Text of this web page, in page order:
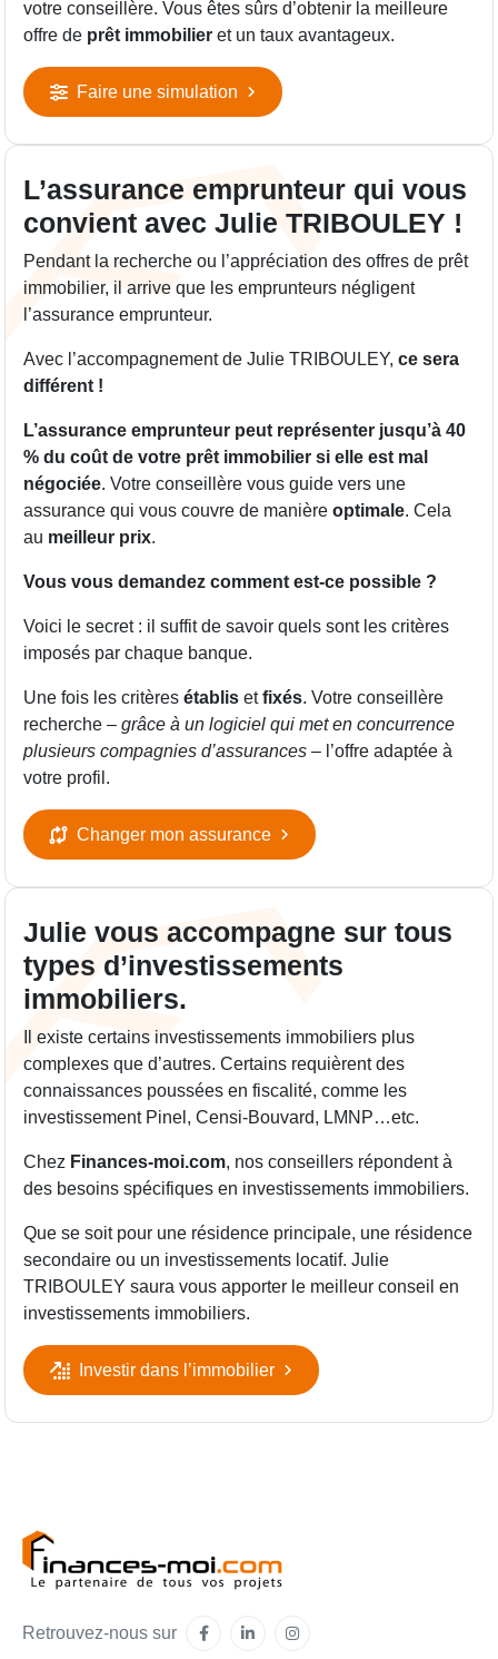
votre conseillère. Vous êtes sûrs d’obtenir la meilleure
offre de prêt immobilier et un taux avantageux.
Faire une simulation
L’assurance emprunteur qui vous
convient avec Julie TRIBOULEY !
Pendant la recherche ou l’appréciation des offres de prêt
immobilier, il arrive que les emprunteurs négligent
l’assurance emprunteur.
Avec l’accompagnement de Julie TRIBOULEY, ce sera
différent !
L’assurance emprunteur peut représenter jusqu’à 40
% du coût de votre prêt immobilier si elle est mal
négociée. Votre conseillère vous guide vers une
assurance qui vous couvre de manière optimale. Cela
au meilleur prix.
Vous vous demandez comment est-ce possible ?
Voici le secret : il suffit de savoir quels sont les critères
imposés par chaque banque.
Une fois les critères établis etfixés. Votre conseillère
recherche – grâce à un logiciel qui met en concurrence
plusieurs compagnies d’assurances – l’offre adaptée à
votre profil.
Changer mon assurance
Julie vous accompagne sur tous
types d’investissements
immobiliers.
Il existe certains investissements immobiliers plus
complexes que d’autres. Certains requièrent des
connaissances poussées en fiscalité, comme les
investissement Pinel, Censi-Bouvard, LMNP…etc.
Chez Finances-moi.com, nos conseillers répondent à
des besoins spécifiques en investissements immobiliers.
Que se soit pour une résidence principale, une résidence
secondaire ou un investissements locatif. Julie
TRIBOULEY saura vous apporter le meilleur conseil en
investissements immobiliers.
Investir dans l’immobilier
Retrouvez-nous sur